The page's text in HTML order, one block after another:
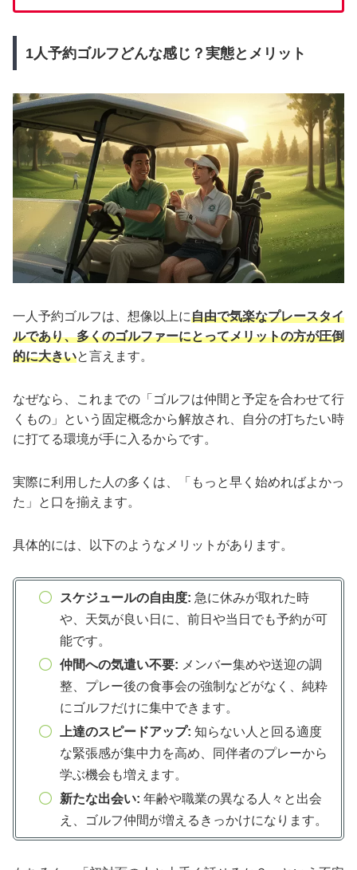
1人予約ゴルフどんな感じ？実態とメリット
一人予約ゴルフは、想像以上に自由で気楽なプレースタイ
ルであり、多くのゴルファーにとってメリットの方が圧倒
的に大きいと言えます。
なぜなら、これまでの「ゴルフは仲間と予定を合わせて行
くもの」という固定概念から解放され、自分の打ちたい時
に打てる環境が手に入るからです。
実際に利用した人の多くは、「もっと早く始めればよかっ
た」と口を揃えます。
具体的には、以下のようなメリットがあります。
スケジュールの自由度: 急に休みが取れた時
や、天気が良い日に、前日や当日でも予約が可
能です。
仲間への気遣い不要: メンバー集めや送迎の調
整、プレー後の食事会の強制などがなく、純粋
にゴルフだけに集中できます。
上達のスピードアップ: 知らない人と回る適度
な緊張感が集中力を高め、同伴者のプレーから
学ぶ機会も増えます。
新たな出会い: 年齢や職業の異なる人々と出会
え、ゴルフ仲間が増えるきっかけになります。